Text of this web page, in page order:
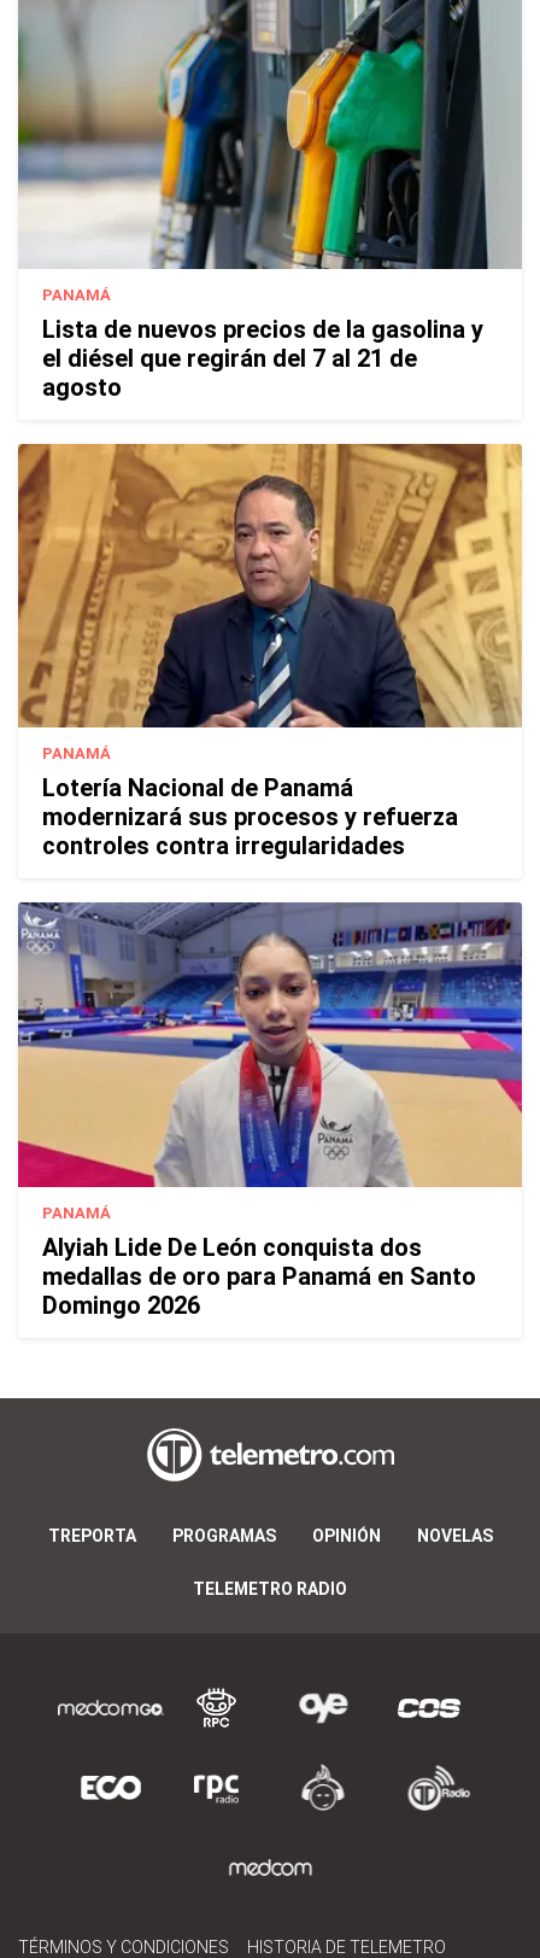
PANAMÁ
Lista de nuevos precios de la gasolina y
el diésel que regirán del 7 al 21 de
agosto
PANAMÁ
Lotería Nacional de Panamá
modernizará sus procesos y refuerza
controles contra irregularidades
PANAMÁ
Alyiah Lide De León conquista dos
medallas de oro para Panamá en Santo
Domingo 2026
TREPORTA PROGRAMAS OPINIÓN NOVELAS
TELEMETRO RADIO
TÉRMINOS Y CONDICIONES HISTORIA DE TELEMETRO